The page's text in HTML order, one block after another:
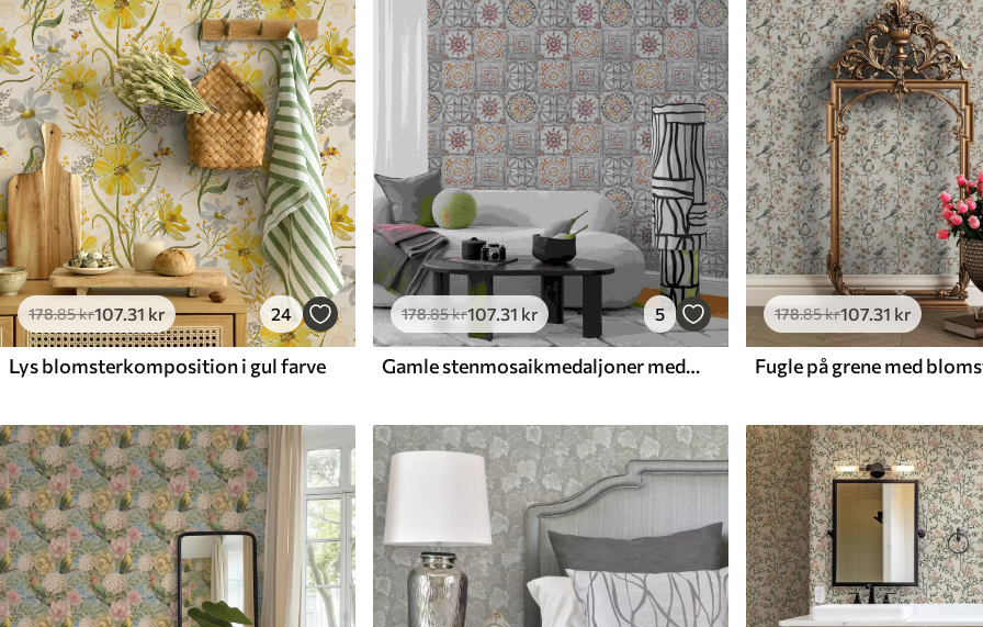
Tilgængelige materialer
Standard
365.00219.00kr/m²
Premium
448.33 .00kr/m²
Premium vinyl
516.67310.00kr/m²
178.85kr107.31 kr 24
Lys blomsterkomposition i gul farve
178.85kr107.31 kr 5
Gamle stenmosaikmedaljoner med slidte detaljer
178.85kr107.31 kr